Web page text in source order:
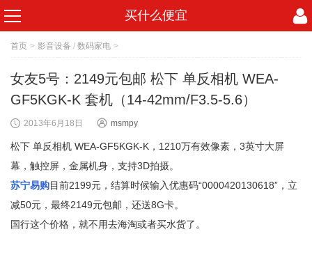
买什么便宜
首页 > 影音设备 / 数码家电 >
女友5号：2149元包邮 松下 单反相机 WEA-
GF5KGK-K 套机（14-42mm/F3.5-5.6）
2013年6月18日 msmpy
松下 单反相机 WEA-GF5KGK-K，1210万有效像素，3英寸大屏
幕，触控屏，金属机身，支持3D拍摄。
苏宁易购目前2199元，结算时候输入优惠码“0000420130618”，立
减50元，最终2149元包邮，还送8G卡。
国行这个价格，就不用去海淘或者买水货了。